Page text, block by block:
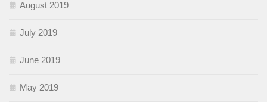
August 2019
July 2019
June 2019
May 2019